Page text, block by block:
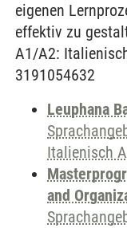
eigenen
effektiv zu
A1/A2:
3191054632
Leuphana
Italienisch
and